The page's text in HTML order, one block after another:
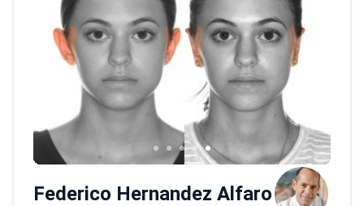
Federico Hernandez Alfaro